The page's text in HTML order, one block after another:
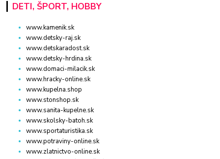
DETI, ŠPORT, HOBBY
www.kamenik.sk
www.detsky-raj.sk
www.detskaradost.sk
www.detsky-hrdina.sk
www.domaci-milacik.sk
www.hracky-online.sk
www.kupelna.shop
www.stonshop.sk
www.sanita-kupelne.sk
www.skolsky-batoh.sk
www.sportaturistika.sk
www.potraviny-online.sk
www.zlatnictvo-online.sk